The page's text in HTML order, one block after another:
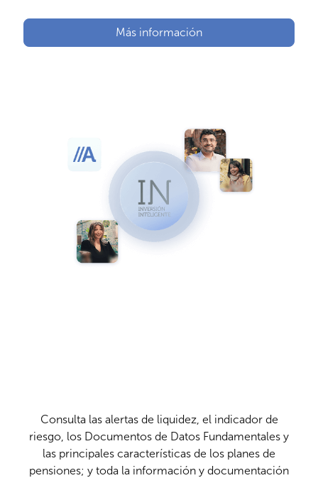
Más información
Consulta las alertas de liquidez, el indicador de
riesgo, los Documentos de Datos Fundamentales y
las principales características de los planes de
pensiones; y toda la información y documentación